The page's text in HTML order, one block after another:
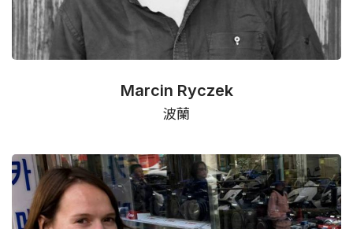
Marcin Ryczek
波蘭